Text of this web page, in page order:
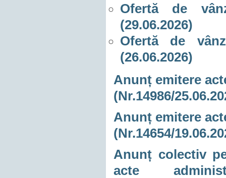
Ofertă de
(29.06.2026)
Ofertă de
(26.06.2026)
Anunț emitere
(Nr.14986/
Anunț emitere
(Nr.14654/
Anunț colectiv
acte